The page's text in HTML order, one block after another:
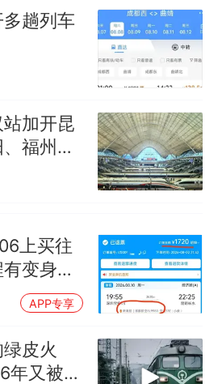
趟列车
加开昆
福州等
上买往
变身体
退票，祥
深圳航
APP专享
皮火
年又被人